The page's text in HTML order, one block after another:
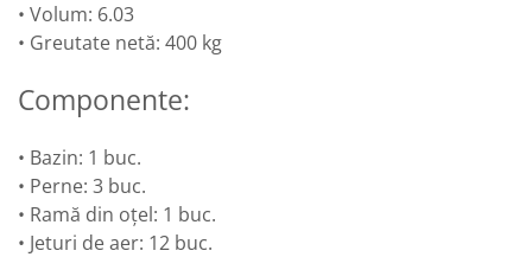
• Volum: 6.03
• Greutate netă: 400 kg
Componente:
• Bazin: 1 buc.
• Perne: 3 buc.
• Ramă din oțel: 1 buc.
• Jeturi de aer: 12 buc.